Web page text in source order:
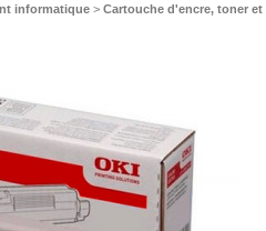
informatique > Cartouche d'encre, toner